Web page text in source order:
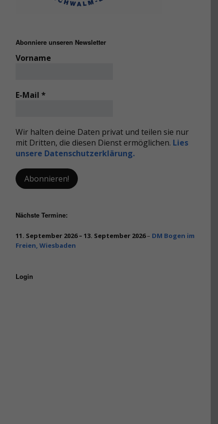
Abonniere unseren Newsletter
Vorname
E-Mail *
Wir halten deine Daten privat und teilen sie nur
mit Dritten, die diesen Dienst ermöglichen. Lies
unsere Datenschutzerklärung.
Nächste Termine:
11. September 2026 – 13. September 2026– DM Bogen im
Freien, Wiesbaden
Login